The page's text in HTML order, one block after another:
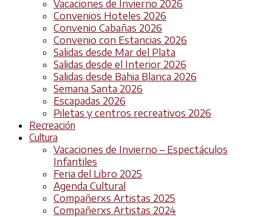
Vacaciones de Invierno 2026
Convenios Hoteles 2026
Convenio Cabañas 2026
Convenio con Estancias 2026
Salidas desde Mar del Plata
Salidas desde el Interior 2026
Salidas desde Bahia Blanca 2026
Semana Santa 2026
Escapadas 2026
Piletas y centros recreativos 2026
Recreación
Cultura
Vacaciones de Invierno – Espectáculos
Infantiles
Feria del Libro 2025
Agenda Cultural
Compañerxs Artistas 2025
Compañerxs Artistas 2024